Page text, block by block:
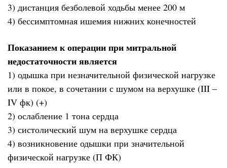
3) дистанция безболевой ходьбы менее 200 м
4) бессимптомная ишемия нижних конечностей
Показанием к операции при митральной
недостаточности является
1) одышка при незначительной физической нагрузке
или в покое, в сочетании с шумом на верхушке (III –
IV фк) (+)
2) ослабление 1 тона сердца
3) систолический шум на верхушке сердца
4) возникновение одышки при значительной
физической нагрузке (П ФК)